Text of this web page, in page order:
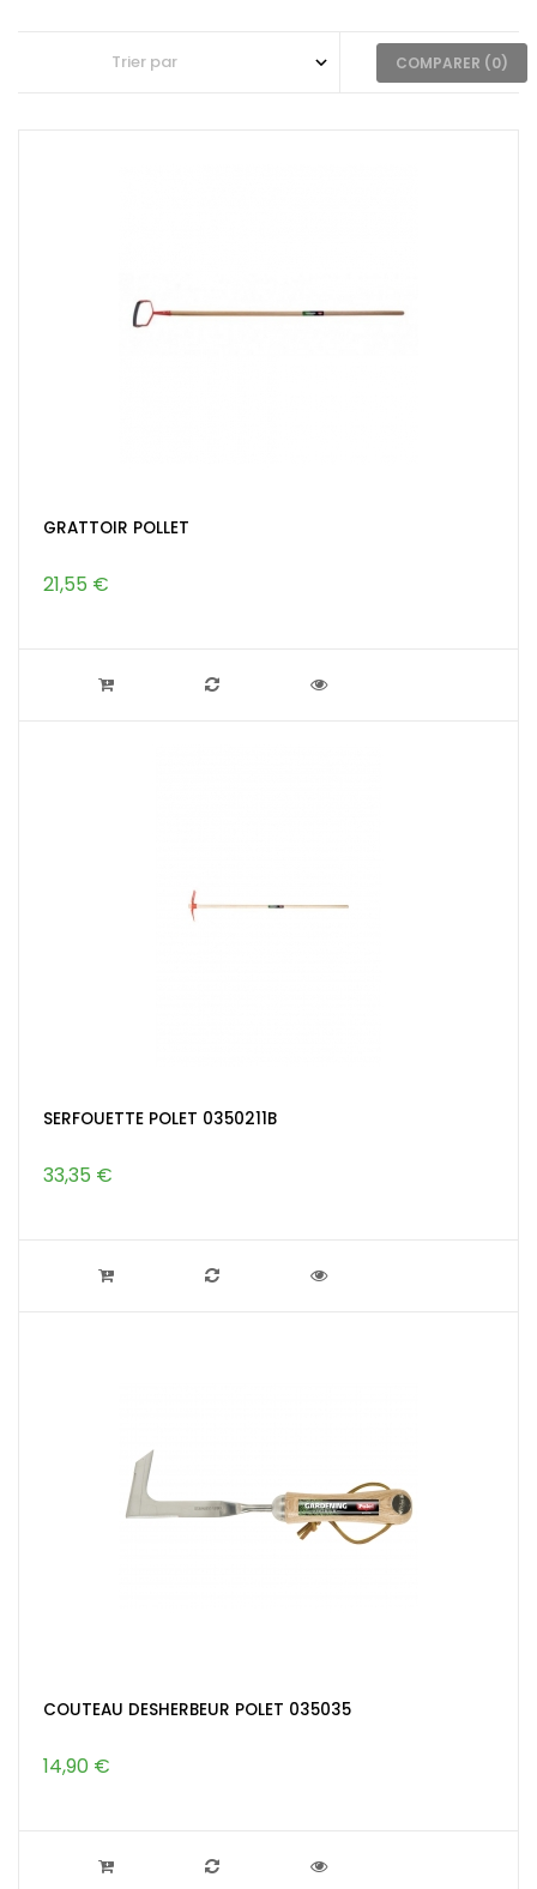
COMPARER (0)
GRATTOIR POLLET
21,55 €
SERFOUETTE POLET 0350211B
33,35 €
COUTEAU DESHERBEUR POLET 035035
14,90 €